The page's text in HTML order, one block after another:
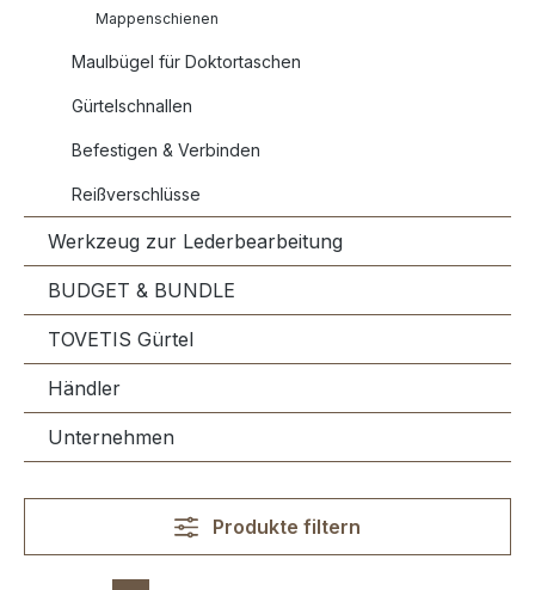
Mappenschienen
Maulbügel für Doktortaschen
Gürtelschnallen
Befestigen & Verbinden
Reißverschlüsse
Werkzeug zur Lederbearbeitung
BUDGET & BUNDLE
TOVETIS Gürtel
Händler
Unternehmen
Produkte filtern